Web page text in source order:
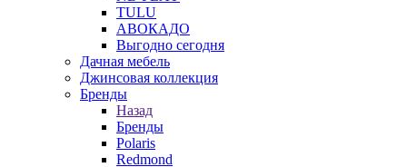
TULU
АВОКАДО
Выгодно сегодня
Дачная мебель
Джинсовая коллекция
Бренды
Назад
Бренды
Polaris
Redmond